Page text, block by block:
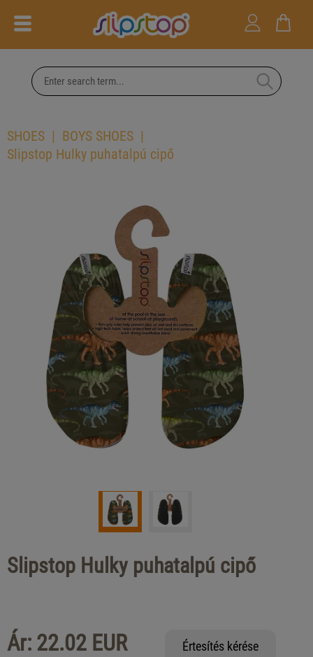
SHOES
BOYS SHOES
Slipstop Hulky puhatalpú cipő
Slipstop Hulky puhatalpú cipő
Ár: 22.02 EUR Értesítés kérése